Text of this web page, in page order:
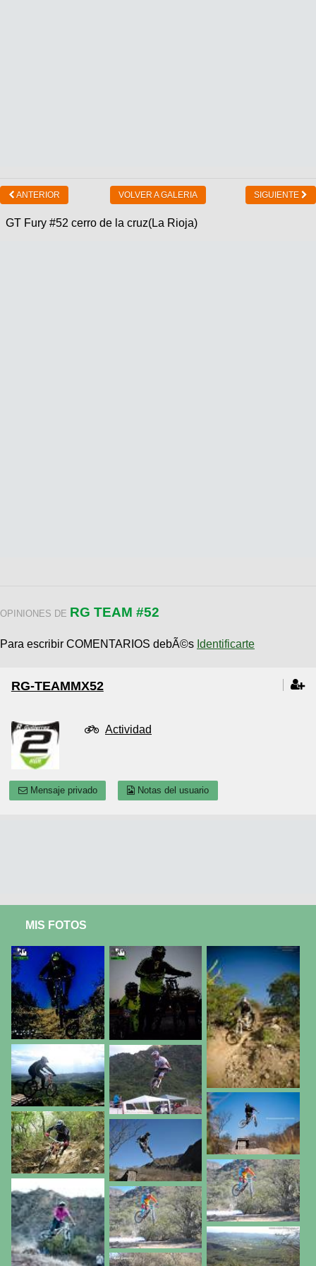
ANTERIOR VOLVER A GALERIA SIGUIENTE
GT Fury #52 cerro de la cruz(La Rioja)
OPINIONES DE RG TEAM #52
Para escribir COMENTARIOS debÃ©s Identificarte
RG-TEAMMX52
Actividad
Mensaje privado Notas del usuario
MIS FOTOS